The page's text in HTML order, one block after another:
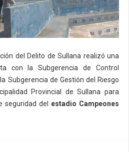
del Delito de Sullana realizó una
con la Subgerencia de Control
Subgerencia de Gestión del Riesgo
Provincial de Sullana para
seguridad del estadio Campeones